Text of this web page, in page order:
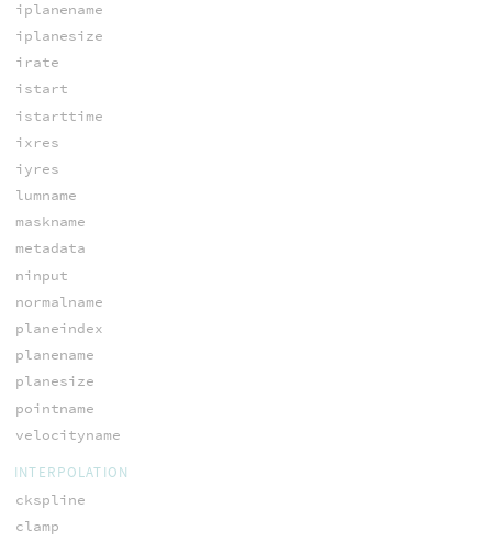
iplanename
iplanesize
irate
istart
istarttime
ixres
iyres
lumname
maskname
metadata
ninput
normalname
planeindex
planename
planesize
pointname
velocityname
INTERPOLATION
ckspline
clamp